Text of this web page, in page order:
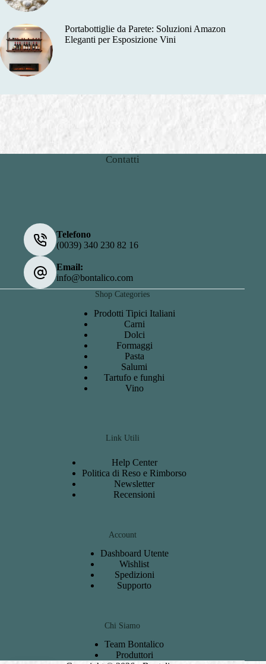
Portabottiglie da Parete: Soluzioni Amazon
Eleganti per Esposizione Vini
Contatti
Telefono
(0039) 340 230 82 16
Email:
info@bontalico.com
Shop Categories
Prodotti Tipici Italiani
Carni
Dolci
Formaggi
Pasta
Salumi
Tartufo e funghi
Vino
Link Utili
Help Center
Politica di Reso e Rimborso
Newsletter
Recensioni
Account
Dashboard Utente
Wishlist
Spedizioni
Supporto
Chi Siamo
Team Bontalico
Produttori